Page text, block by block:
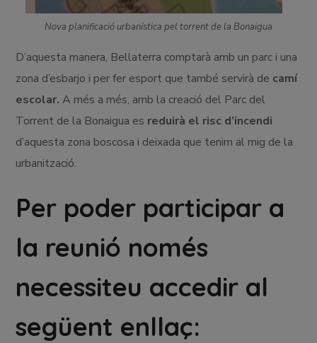
Nova planificació urbanística pel torrent de la Bonaigua
D’aquesta manera, Bellaterra comptarà amb un parc i una
zona d’esbarjo i per fer esport que també servirà de camí
escolar. A més a més, amb la creació del Parc del
Torrent de la Bonaigua es reduirà el risc d’incendi
d’aquesta zona boscosa i deixada que tenim al mig de la
urbanització.
Per poder participar a
la reunió només
necessiteu accedir al
següent enllaç: